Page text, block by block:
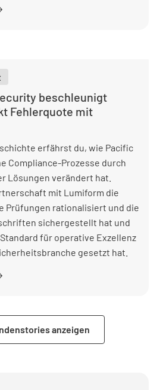
verbessert
beschleunigt
Fehlerquote mit
erfährst du, wie Pacific
Compliance-Prozesse durch
Lösungen verändert hat.
mit Lumiform die
Prüfungen rationalisiert und die
sichergestellt hat und
für operative Exzellenz
gesetzt hat.
Fire
und
anzeigen